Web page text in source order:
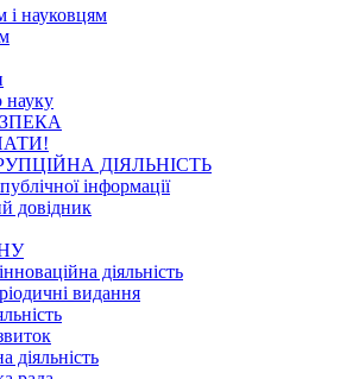
і науковцям
науку
ДІЯЛЬНІСТЬ
інформації
довідник
діяльність
видання
діяльність